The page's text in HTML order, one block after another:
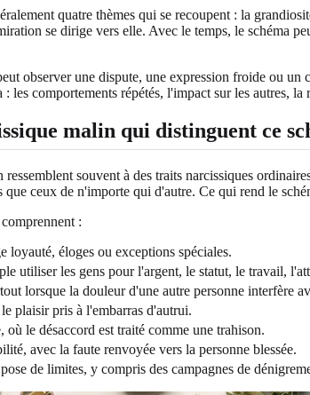
quatre thèmes qui se recoupent : la
se dirige vers elle. Avec le temps, le schéma
observer une dispute, une expression froide ou
les comportements répétés, l'impact sur les autres,
malin qui distinguent ce
souvent à des traits narcissiques
que ceux de n'importe qui d'autre. Ce qui rend le
:
loyauté, éloges ou exceptions spéciales.
utiliser les gens pour l'argent, le statut, le travail,
lorsque la douleur d'une autre personne interfère
plaisir pris à l'embarras d'autrui.
où le désaccord est traité comme une trahison.
avec la faute renvoyée vers la personne blessée.
de limites, y compris des campagnes de